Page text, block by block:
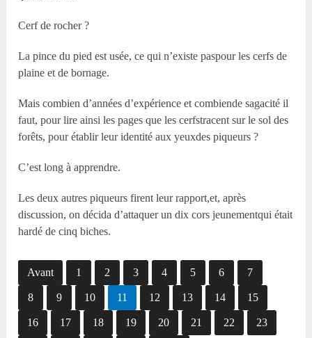
Cerf de rocher ?
La pince du pied est usée, ce qui n’existe paspour les cerfs de
plaine et de bornage.
Mais combien d’années d’expérience et combiende sagacité il
faut, pour lire ainsi les pages que les cerfstracent sur le sol des
forêts, pour établir leur identité aux yeuxdes piqueurs ?
C’est long à apprendre.
Les deux autres piqueurs firent leur rapport,et, après
discussion, on décida d’attaquer un dix cors jeunementqui était
hardé de cinq biches.
Avant 1 2 3 4 5 6 7
8 9 10 11 12 13 14 15
16 17 18 19 20 21 22 23